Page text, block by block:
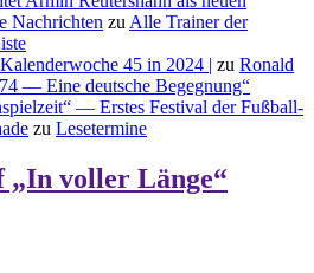
Nachrichten zuAlle Trainer der
45 in 2024 | zu Ronald
— Eine deutsche Begegnung“
— Erstes Festival der Fußball-
zu Lesetermine
„In voller Länge“